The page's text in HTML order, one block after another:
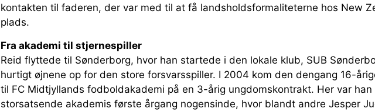
kontakten til faderen, der var med til at få landsholdsformaliteterne hos New
plads.
Fra akademi til stjernespiller
Reid flyttede til Sønderborg, hvor han startede i den lokale klub, SUB
hurtigt øjnene op for den store forsvarsspiller. I 2004 kom den dengang 16-
til FC Midtjyllands fodboldakademi på en 3-årig ungdomskontrakt. Her var
storsatsende akademis første årgang nogensinde, hvor blandt andre Jesper